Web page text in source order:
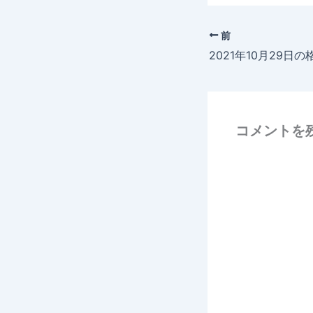
前
2021年10月29日の
コメントを